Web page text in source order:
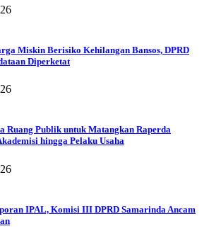
Miskin Berisiko Kehilangan Bansos, DPRD
Diperketat
Ruang Publik untuk Matangkan Raperda
hingga Pelaku Usaha
IPAL, Komisi III DPRD Samarinda Ancam